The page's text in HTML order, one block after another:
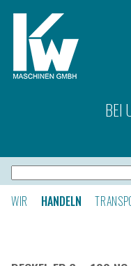
BEI
WIR
HANDELN